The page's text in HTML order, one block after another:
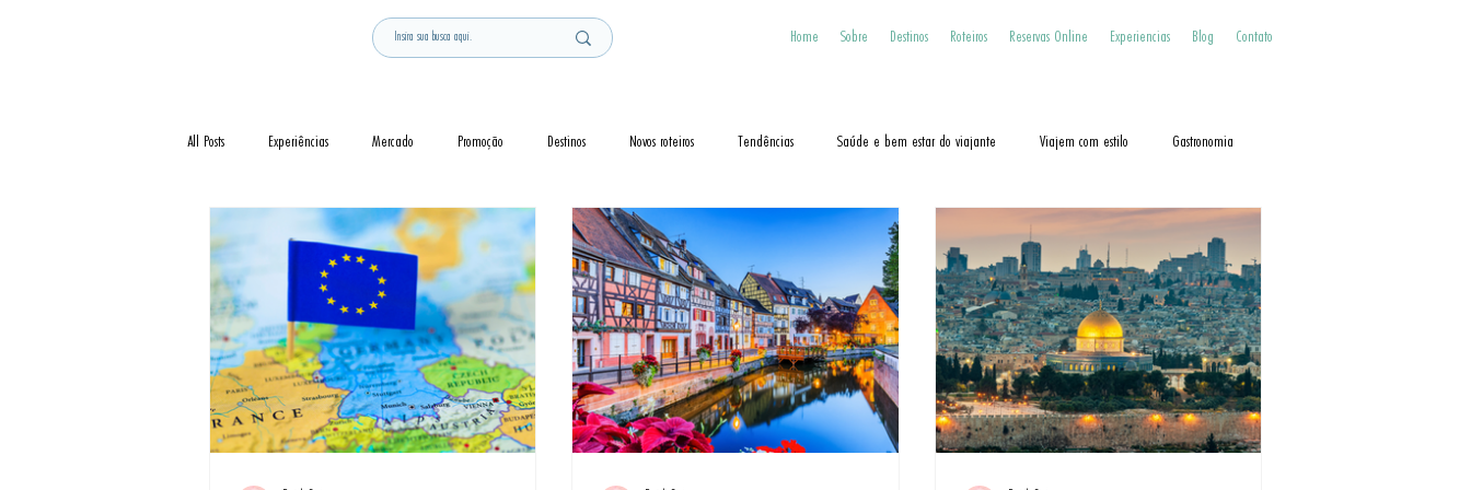
Home Sobre Destinos Roteiros Reservas Online Experiencias Blog Contato
All Posts Experiências Mercado Promoção Destinos Novos roteiros Tendências Saúde e bem estar do viajante Viajem com estilo Gastronomia
Novidades Curiosidades Dicas Visto Cruzeiros Guias de Viagem